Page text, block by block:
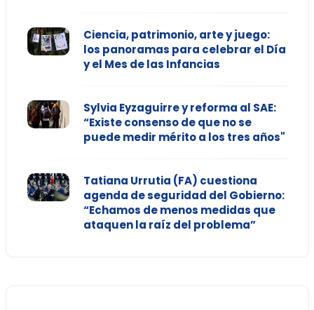
Ciencia, patrimonio, arte y juego:
los panoramas para celebrar el Día
y el Mes de las Infancias
Sylvia Eyzaguirre y reforma al SAE:
“Existe consenso de que no se
puede medir mérito a los tres años"
Tatiana Urrutia (FA) cuestiona
agenda de seguridad del Gobierno:
“Echamos de menos medidas que
ataquen la raíz del problema”